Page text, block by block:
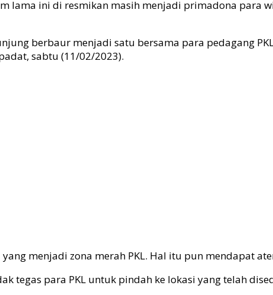
lama ini di resmikan masih menjadi primadona para
berbaur menjadi satu bersama para pedagang
sabtu (11/02/2023).
menjadi zona merah PKL. Hal itu pun mendapat
tegas para PKL untuk pindah ke lokasi yang telah